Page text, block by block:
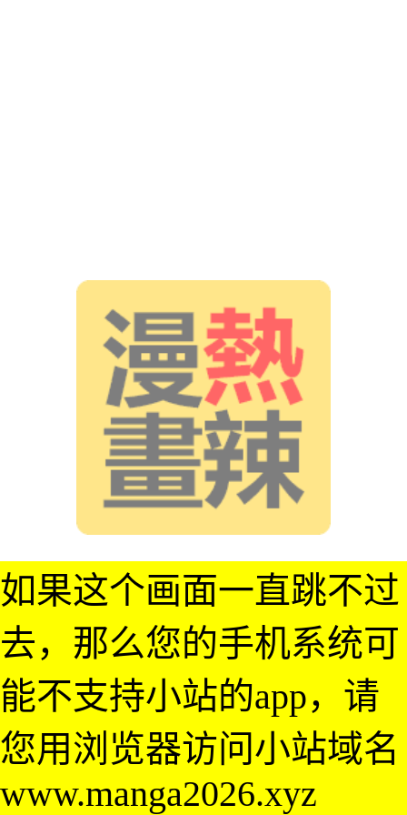
如果这个画面一直跳不过
去，那么您的手机系统可
能不支持小站的app，请
您用浏览器访问小站域名
www.manga2026.xyz